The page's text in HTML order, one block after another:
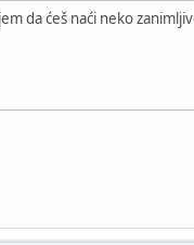
da ćeš naći neko